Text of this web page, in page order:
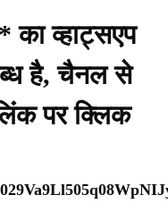
का व्हाट्सएप
है, चैनल से
पर क्लिक